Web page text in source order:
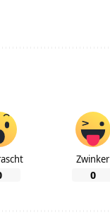
Zwinker
0